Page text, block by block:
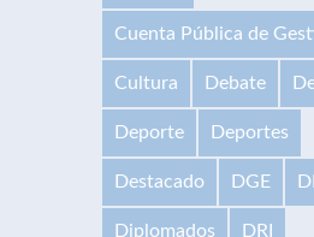
Cuenta Pública de
Cultura Debate
Deporte Deportes
Destacado DGE
Diplomados DRI